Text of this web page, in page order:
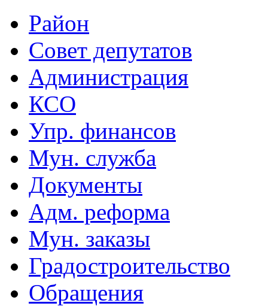
Район
Совет депутатов
Администрация
КСО
Упр. финансов
Мун. служба
Документы
Адм. реформа
Мун. заказы
Градостроительство
Обращения